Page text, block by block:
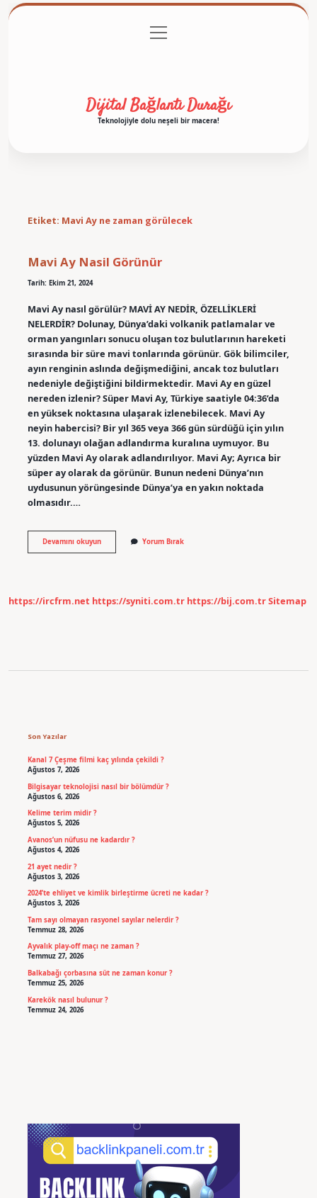
Gizlilik Politikası
menüyü
aç
Dijital Bağlantı Durağı
Teknolojiyle dolu neşeli bir macera!
Etiket: Mavi Ay ne zaman görülecek
Mavi Ay Nasil Görünür
Tarih: Ekim 21, 2024
Mavi Ay nasıl görülür? MAVİ AY NEDİR, ÖZELLİKLERİ
NELERDİR? Dolunay, Dünya’daki volkanik patlamalar ve
orman yangınları sonucu oluşan toz bulutlarının hareketi
sırasında bir süre mavi tonlarında görünür. Gök bilimciler,
ayın renginin aslında değişmediğini, ancak toz bulutları
nedeniyle değiştiğini bildirmektedir. Mavi Ay en güzel
nereden izlenir? Süper Mavi Ay, Türkiye saatiyle 04:36’da
en yüksek noktasına ulaşarak izlenebilecek. Mavi Ay
neyin habercisi? Bir yıl 365 veya 366 gün sürdüğü için yılın
13. dolunayı olağan adlandırma kuralına uymuyor. Bu
yüzden Mavi Ay olarak adlandırılıyor. Mavi Ay; Ayrıca bir
süper ay olarak da görünür. Bunun nedeni Dünya’nın
uydusunun yörüngesinde Dünya’ya en yakın noktada
olmasıdır.…
Devamını okuyunMavi
Ay
Yorum Bırak
https://ircfrm.net https://syniti.com.tr https://bij.com.trSitemap
Son Yazılar
Kanal 7 Çeşme filmi kaç yılında çekildi ?
Ağustos 7, 2026
Bilgisayar teknolojisi nasıl bir bölümdür ?
Ağustos 6, 2026
Kelime terim midir ?
Ağustos 5, 2026
Avanos’un nüfusu ne kadardır ?
Ağustos 4, 2026
21 ayet nedir ?
Ağustos 3, 2026
2024’te ehliyet ve kimlik birleştirme ücreti ne kadar ?
Ağustos 3, 2026
Tam sayı olmayan rasyonel sayılar nelerdir ?
Temmuz 28, 2026
Ayvalık play-off maçı ne zaman ?
Temmuz 27, 2026
Balkabağı çorbasına süt ne zaman konur ?
Temmuz 25, 2026
Karekök nasıl bulunur ?
Temmuz 24, 2026